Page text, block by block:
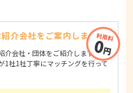
介会社をご案内します！
介会社・団体をご紹介します！
1社1社丁寧にマッチングを行って